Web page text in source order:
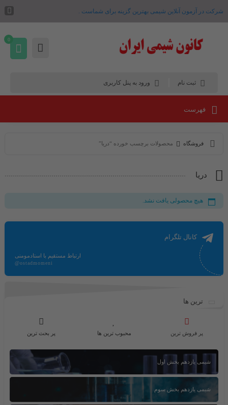
شرکت در آزمون آنلاین شیمی بهترین گزینه برای شماست .
ثبت نام ورود به پنل کاربری
0
فهرست
فروشگاه محصولات برچسب خورده “دریا”
دریا
هیچ محصولی یافت نشد.
کانال تلگرام
ارتباط مستقیم با استادمومنی
@ostadmomeni
ترین ها
پر فروش ترین محبوب ترین ها پر بحث ترین
شیمی یازدهم بخش اول
شیمی یازدهم بخش سوم